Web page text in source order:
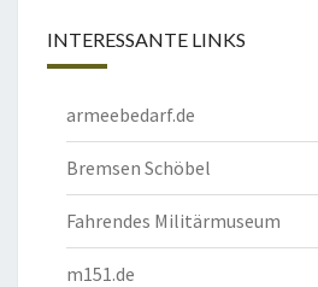
INTERESSANTE LINKS
armeebedarf.de
Bremsen Schöbel
Fahrendes Militärmuseum
m151.de